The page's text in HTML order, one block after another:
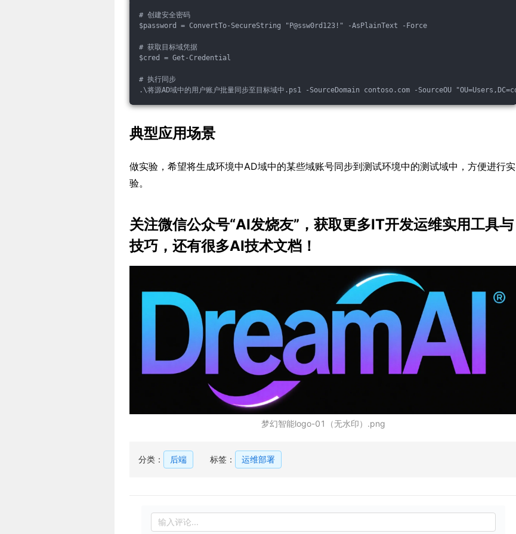
# 创建安全密码
$password = ConvertTo-SecureString "P@ssw0rd123!" -AsPlainText -Force
# 获取目标域凭据
$cred = Get-Credential
# 执行同步
典型应用场景
做实验，希望将生成环境中AD域中的某些域账号同步到测试环境中的测试域中，方便进行实
验。
关注微信公众号“AI发烧友”，获取更多IT开发运维实用工具与
技巧，还有很多AI技术文档！
梦幻智能logo-01（无水印）.png
分类： 后端 标签： 运维部署